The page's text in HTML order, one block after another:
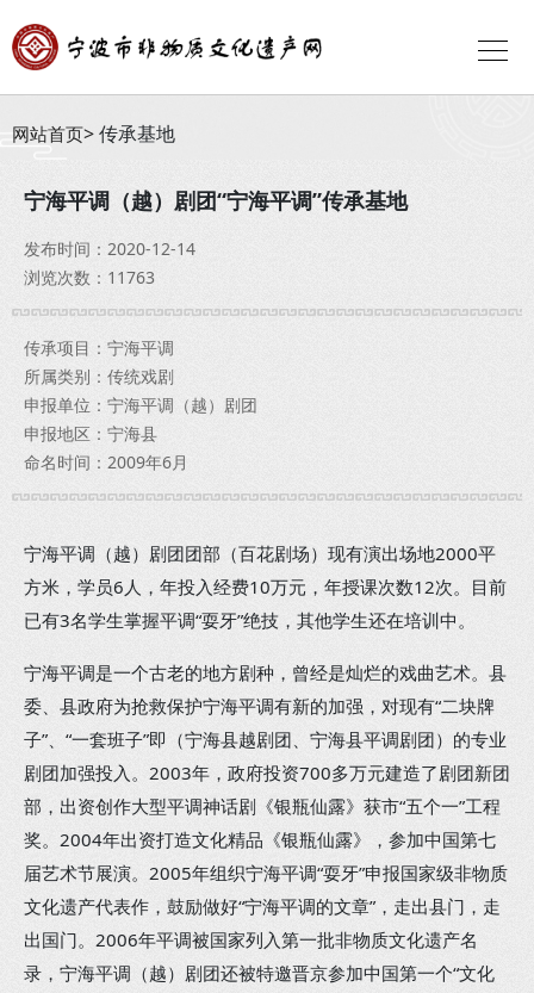
网站首页 传承基地
宁海平调（越）剧团“宁海平调”传承基地
发布时间：2020-12-14
浏览次数：11763
传承项目：宁海平调
所属类别：传统戏剧
申报单位：宁海平调（越）剧团
申报地区：宁海县
命名时间：2009年6月
宁海平调（越）剧团团部（百花剧场）现有演出场地2000平
方米，学员6人，年投入经费10万元，年授课次数12次。目前
已有3名学生掌握平调“耍牙”绝技，其他学生还在培训中。
宁海平调是一个古老的地方剧种，曾经是灿烂的戏曲艺术。县
委、县政府为抢救保护宁海平调有新的加强，对现有“二块牌
子”、“一套班子”即（宁海县越剧团、宁海县平调剧团）的专业
剧团加强投入。2003年，政府投资700多万元建造了剧团新团
部，出资创作大型平调神话剧《银瓶仙露》获市“五个一”工程
奖。2004年出资打造文化精品《银瓶仙露》，参加中国第七
届艺术节展演。2005年组织宁海平调“耍牙”申报国家级非物质
文化遗产代表作，鼓励做好“宁海平调的文章”，走出县门，走
出国门。2006年平调被国家列入第一批非物质文化遗产名
录，宁海平调（越）剧团还被特邀晋京参加中国第一个“文化